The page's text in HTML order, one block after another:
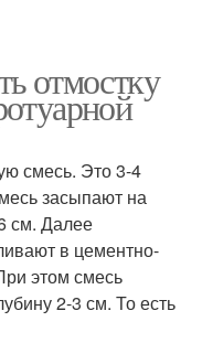
отмостку
смесь. Это 3-4
засыпают на
см. Далее
в цементно-
этом смесь
2-3 см. То есть